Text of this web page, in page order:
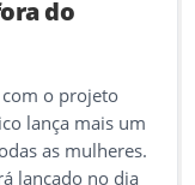
do
com o projeto
lança mais um
as mulheres.
lançado no dia